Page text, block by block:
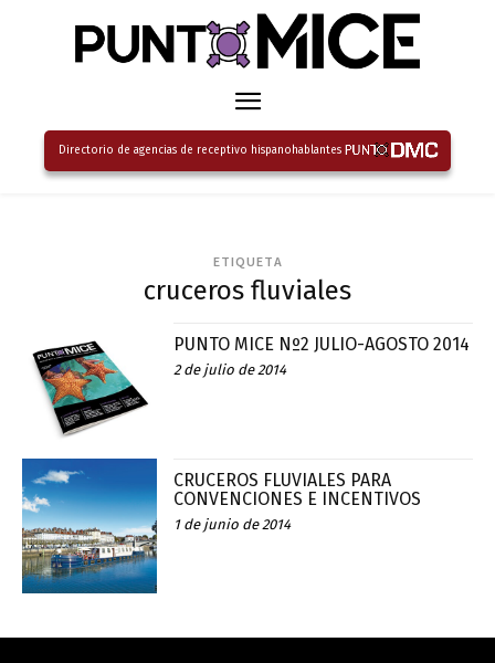
Directorio de agencias de receptivo hispanohablantes
ETIQUETA
cruceros fluviales
PUNTO MICE Nº2 JULIO-AGOSTO 2014
2 de julio de 2014
CRUCEROS FLUVIALES PARA
CONVENCIONES E INCENTIVOS
1 de junio de 2014